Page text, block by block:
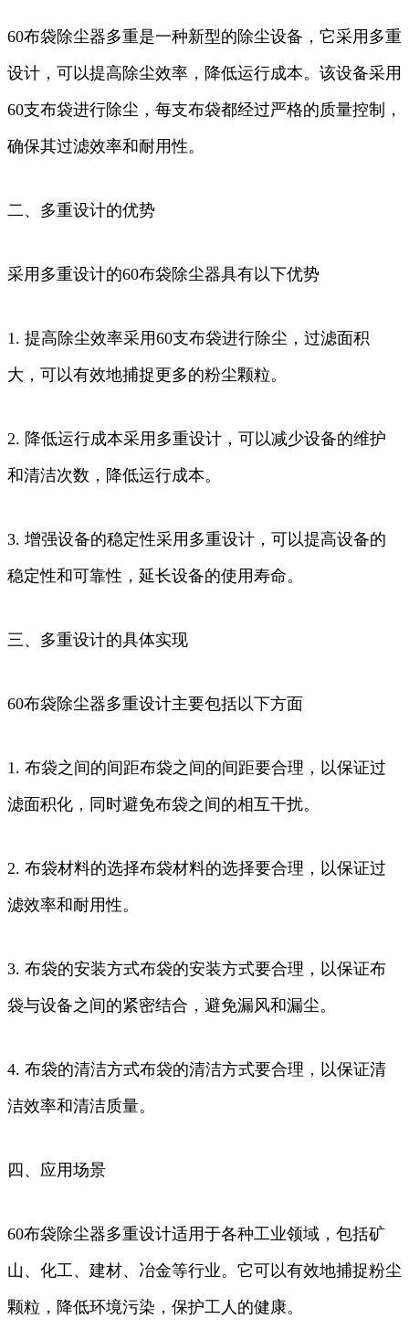
60布袋除尘器多重是一种新型的除尘设备，它采用多重
设计，可以提高除尘效率，降低运行成本。该设备采用
60支布袋进行除尘，每支布袋都经过严格的质量控制，
确保其过滤效率和耐用性。
二、多重设计的优势
采用多重设计的60布袋除尘器具有以下优势
1. 提高除尘效率采用60支布袋进行除尘，过滤面积
大，可以有效地捕捉更多的粉尘颗粒。
2. 降低运行成本采用多重设计，可以减少设备的维护
和清洁次数，降低运行成本。
3. 增强设备的稳定性采用多重设计，可以提高设备的
稳定性和可靠性，延长设备的使用寿命。
三、多重设计的具体实现
60布袋除尘器多重设计主要包括以下方面
1. 布袋之间的间距布袋之间的间距要合理，以保证过
滤面积化，同时避免布袋之间的相互干扰。
2. 布袋材料的选择布袋材料的选择要合理，以保证过
滤效率和耐用性。
3. 布袋的安装方式布袋的安装方式要合理，以保证布
袋与设备之间的紧密结合，避免漏风和漏尘。
4. 布袋的清洁方式布袋的清洁方式要合理，以保证清
洁效率和清洁质量。
四、应用场景
60布袋除尘器多重设计适用于各种工业领域，包括矿
山、化工、建材、冶金等行业。它可以有效地捕捉粉尘
颗粒，降低环境污染，保护工人的健康。